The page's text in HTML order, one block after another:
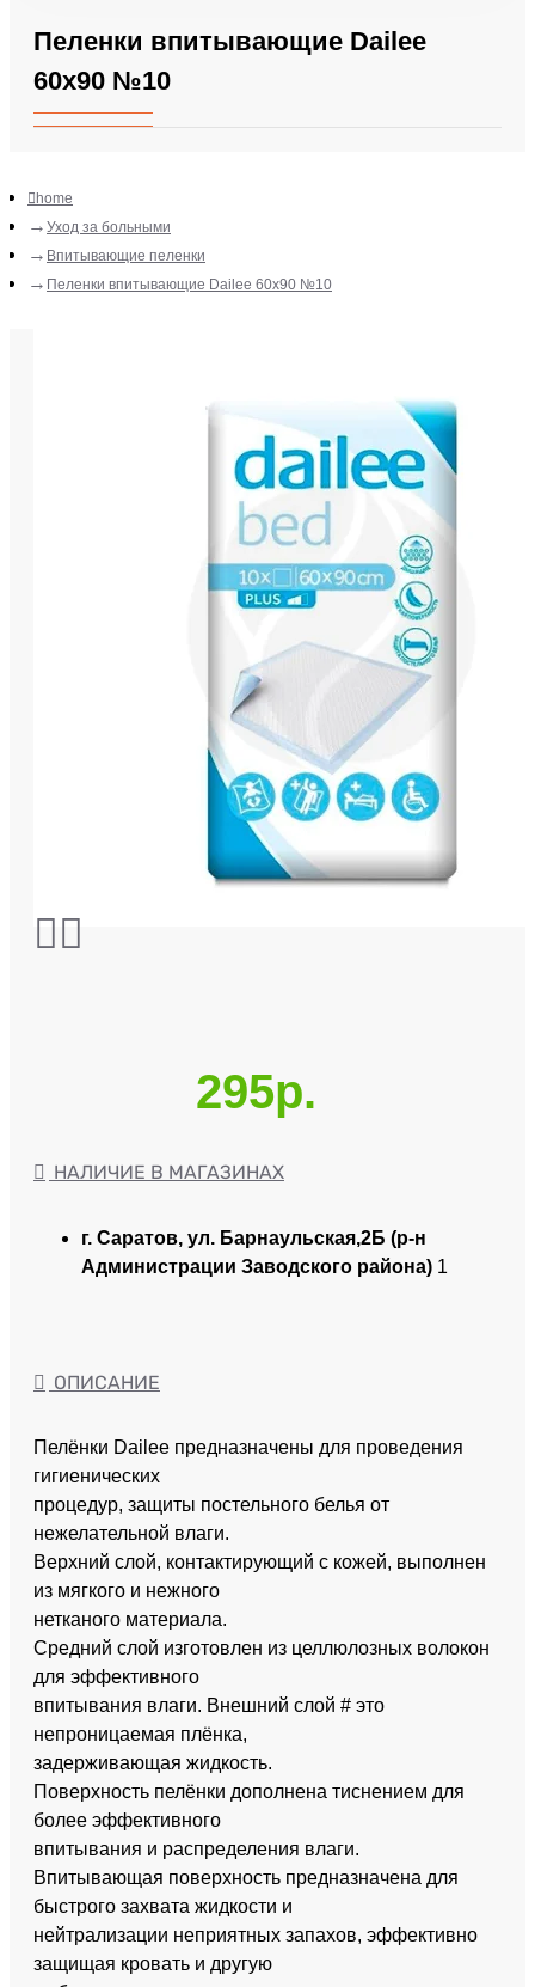
Пеленки впитывающие Dailee
60х90 №10
home
Уход за больными
Впитывающие пеленки
Пеленки впитывающие Dailee 60х90 №10
295р.
НАЛИЧИЕ В МАГАЗИНАХ
г. Саратов, ул. Барнаульская,2Б (р-н
Администрации Заводского района) 1
ОПИСАНИЕ
Пелёнки Dailee предназначены для проведения
гигиенических
процедур, защиты постельного белья от
нежелательной влаги.
Верхний слой, контактирующий с кожей, выполнен
из мягкого и нежного
нетканого материала.
Средний слой изготовлен из целлюлозных волокон
для эффективного
впитывания влаги. Внешний слой # это
непроницаемая плёнка,
задерживающая жидкость.
Поверхность пелёнки дополнена тиснением для
более эффективного
впитывания и распределения влаги.
Впитывающая поверхность предназначена для
быстрого захвата жидкости и
нейтрализации неприятных запахов, эффективно
защищая кровать и другую